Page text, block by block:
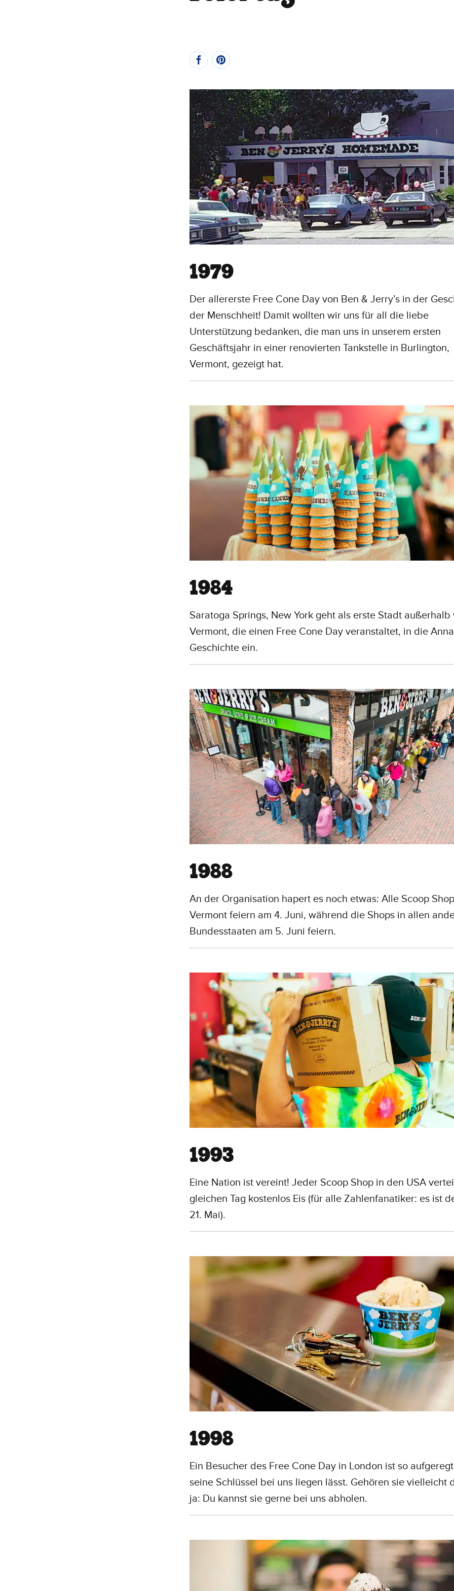
1979
Der allererste Free Cone Day von Ben & Jerry’s in der
der Menschheit! Damit wollten wir uns für all die liebe
Unterstützung bedanken, die man uns in unserem ersten
Geschäftsjahr in einer renovierten Tankstelle in Burlington,
Vermont, gezeigt hat.
1984
Saratoga Springs, New York geht als erste Stadt außerhalb
Vermont, die einen Free Cone Day veranstaltet, in die
Geschichte ein.
1988
An der Organisation hapert es noch etwas: Alle Scoop
Vermont feiern am 4. Juni, während die Shops in allen
Bundesstaaten am 5. Juni feiern.
1993
Eine Nation ist vereint! Jeder Scoop Shop in den USA
gleichen Tag kostenlos Eis (für alle Zahlenfanatiker: es ist
21. Mai).
1998
Ein Besucher des Free Cone Day in London ist so
seine Schlüssel bei uns liegen lässt. Gehören sie vielleicht
ja: Du kannst sie gerne bei uns abholen.